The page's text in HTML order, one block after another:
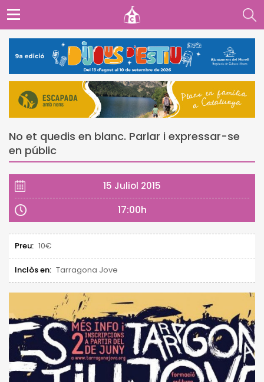
No et quedis en blanc. Parlar i expressar-se
en públic
15 Juliol 2015
17:00h
Preu: 10€
Inclòs en: Tarragona Jove